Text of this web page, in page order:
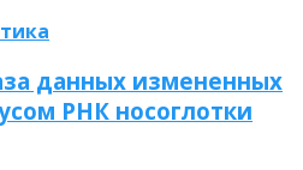
данных измененных
РНК носоглотки